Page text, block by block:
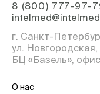
8 (800) 777-97-
г. Санкт-
ул. Новгородская,
БЦ «Базель»,
О нас